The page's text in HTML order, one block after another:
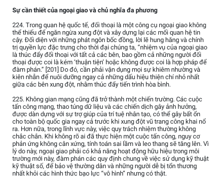
Sự cần thiết của ngoại giao và chủ nghĩa đa phương
224. Trong quan hệ quốc tế, đối thoại là một công cụ ngoại giao không
thể thiếu để ngăn ngừa xung đột và xây dựng lại các mối quan hệ tin
cậy. Đối diện với những phát ngôn bốc đồng, lời lẽ hung hăng và chính
trị quyền lực đặc trưng cho thời đại chúng ta, “nhiệm vụ của ngoại giao
là thúc đẩy đối thoại với tất cả các bên, bao gồm cả những người đối
thoại được coi là kém ‘thuận tiện’ hoặc không được coi là hợp pháp để
đàm phán.” [201] Do đó, cần phải vận dụng mọi sự khiêm nhường và
kiên nhẫn để nuôi dưỡng ngay cả những dấu hiệu thiện chí nhỏ nhất
giữa các bên xung đột, nhằm thúc đẩy tiến trình hòa bình.
225. Không gian mạng cũng đã trở thành một chiến trường. Các cuộc
tấn công mạng, thao túng dữ liệu và các chiến dịch gây ảnh hưởng,
được dàn dựng với sự trợ giúp của trí tuệ nhân tạo, có thể gây bất ổn
cho toàn bộ quốc gia ngay cả trước khi xung đột vũ trang công khai nổ
ra. Hơn nữa, trong lĩnh vực này, việc quy trách nhiệm thường không
chắc chắn. Khi không rõ ai đã thực hiện một cuộc tấn công, nguy cơ
phản ứng không cân xứng, tính toán sai lầm và leo thang sẽ tăng lên. Vì
lý do này, ngoại giao phải có khả năng hoạt động hữu hiệu trong môi
trường mới này, đàm phán các quy định chung về việc sử dụng kỹ thuật
kỹ thuật số, để bảo vệ thường dân và những người dễ bị tổn thương
nhất khỏi các hình thức bạo lực “vô hình” nhưng có thật.